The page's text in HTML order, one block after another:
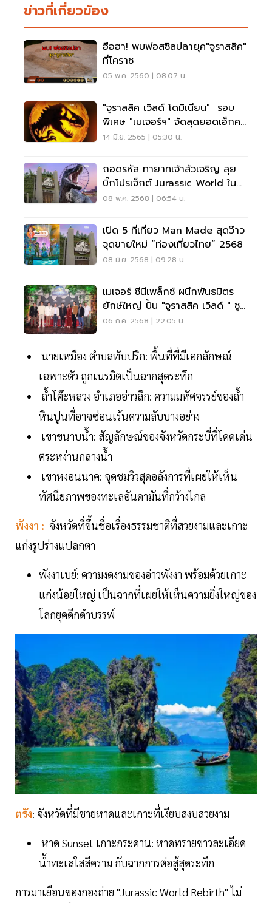
ข่าวที่เกี่ยวข้อง
ฮือฮา! พบฟอสซิลป​ลายุค"จูราสสิค"
ที่โคราช
05 พ.ค. 2560 | 08:07 น.
"จูราสสิค เวิลด์ โดมิเนียน" รอบ
พิเศษ "เมเจอร์ฯ" จัดสุดยอดเอ็กคลู
ซีฟไนท์
14 มิ.ย. 2565 | 05:30 น.
ถอดรหัส ทายาทเจ้าสัวเจริญ ลุย
บิ๊กโปรเจ็กต์ Jurassic World ใน
ไทย
08 พ.ค. 2568 | 06:54 น.
เปิด 5 ที่เที่ยว Man Made สุดว๊าว
จุดขายใหม่ “ท่องเที่ยวไทย” 2568
08 มิ.ย. 2568 | 09:28 น.
เมเจอร์ ซีนีเพล็กซ์ ผนึกพันธมิตร
ยักษ์ใหญ่ ปั้น "จูราสสิค เวิลด์ " ชู
Soft Power
06 ก.ค. 2568 | 22:05 น.
นายเหมือง ตำบลทับปริก: พื้นที่ที่มีเอกลักษณ์
เฉพาะตัว ถูกเนรมิตเป็นฉากสุดระทึก
ถ้ำโต๊ะหลวง อำเภออ่าวลึก: ความมหัศจรรย์ของถ้ำ
หินปูนที่อาจซ่อนเร้นความลับบางอย่าง
เขาขนาบน้ำ: สัญลักษณ์ของจังหวัดกระบี่ที่โดดเด่น
ตระหง่านกลางน้ำ
เขาหงอนนาค: จุดชมวิวสุดอลังการที่เผยให้เห็น
ทัศนียภาพของทะเลอันดามันที่กว้างไกล
พังงา : จังหวัดที่ขึ้นชื่อเรื่องธรรมชาติที่สวยงามและเกาะ
แก่งรูปร่างแปลกตา
พังงาเบย์: ความงดงามของอ่าวพังงา พร้อมด้วยเกาะ
แก่งน้อยใหญ่ เป็นฉากที่เผยให้เห็นความยิ่งใหญ่ของ
โลกยุคดึกดำบรรพ์
ตรัง: จังหวัดที่มีชายหาดและเกาะที่เงียบสงบสวยงาม
หาด Sunset เกาะกระดาน: หาดทรายขาวละเอียด
น้ำทะเลใสสีคราม กับฉากการต่อสู้สุดระทึก
การมาเยือนของกองถ่าย "Jurassic World Rebirth" ไม่